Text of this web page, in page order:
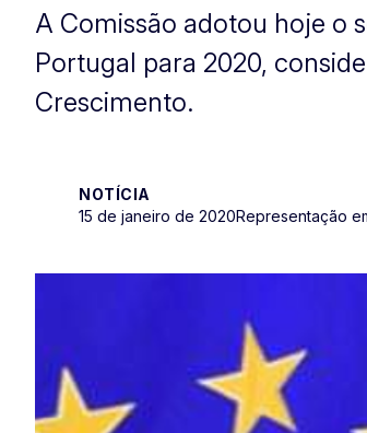
A Comissão adotou hoje o
Portugal para 2020,
Crescimento.
NOTÍCIA
15 de janeiro de 2020Representação